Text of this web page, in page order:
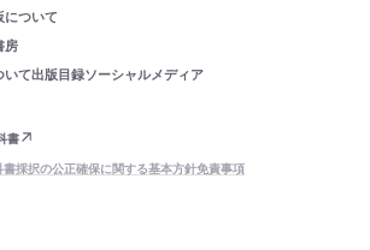
ついて
房
いて出版目録ソーシャルメディア
書
書採択の公正確保に関する基本方針免責事項